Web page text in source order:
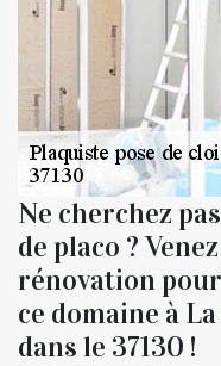
Ne cherchez
de placo ?
rénovation
ce domaine à
dans le 37130 !